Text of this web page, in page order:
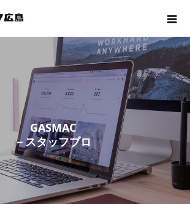
GASMAC
ス タッフブログ－